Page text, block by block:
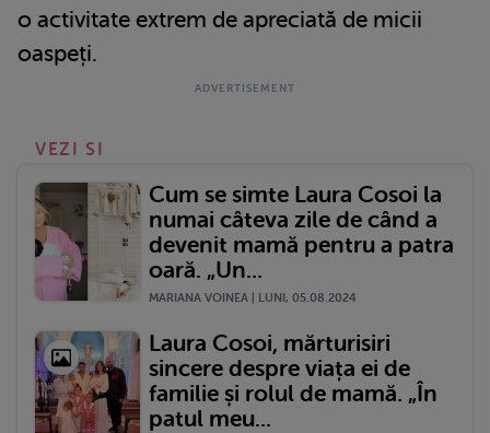
o activitate extrem de apreciată de micii
oaspeți.
VEZI SI
Cum se simte Laura Cosoi la
numai câteva zile de când a
devenit mamă pentru a patra
oară. „Un...
MARIANA VOINEA | LUNI, 05.08.2024
Laura Cosoi, mărturisiri
sincere despre viața ei de
familie și rolul de mamă. „În
patul meu...